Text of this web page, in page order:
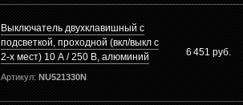
Выключатель двухклавишный с
подсветкой, проходной (вкл/выкл с
2-х мест) 10 А / 250 В, алюминий
Артикул: NU521330N
6 451 руб.